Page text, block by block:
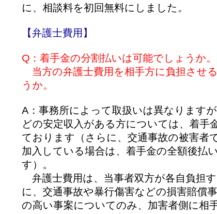
に、相談料を初回無料にしました。
【弁護士費用】
Q：着手金の分割払いは可能でしょうか。
当方の弁護士費用を相手方に負担させ
うか。
A：事務所によって取扱いは異なります
どの安定収入がある方については、着手
ております（さらに、交通事故の被害者
加入している場合は、着手金の全額後払
す）。
弁護士費用は、当事者双方が各自負担
に、交通事故や暴行傷害などの損害賠償
の高い事案についてのみ、加害者側に相